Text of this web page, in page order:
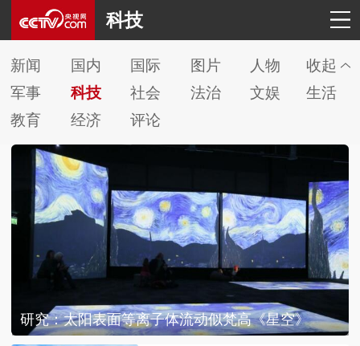
科技
新闻 国内 国际 图片 人物
收起
军事
科技 社会 法治 文娱
生活
教育
经济 评论
研究：太阳表面等离子体流动似梵高《星空》